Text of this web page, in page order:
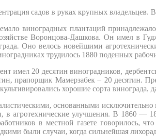
садов в руках крупных
виноградных плантаций
Воронцова-Дашкова. Он имел в
Оно велось новейшими
трудилось 1880 поденных
имел 20 десятин виноградников,
прапорщик Мамерзабек – 20 десятин.
хорошие сорта винограда,
основанными
в агротехнические улучшения. В 1860 —
в местной газете говорилось,
были случаи, когда сильнейшая